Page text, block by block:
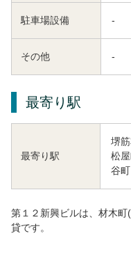
駐車場設備 -
その他 -
最寄り駅
最寄り駅
堺
松
谷
第１２新興ビルは、材木
貸です。